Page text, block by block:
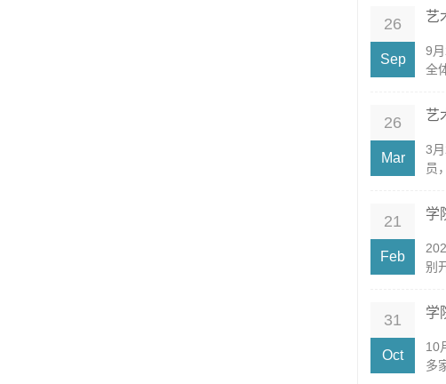
26
Sep
艺
9
全
26
Mar
艺
3
员
21
Feb
学
别
31
Oct
学
10
多